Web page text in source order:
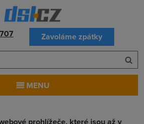
Zavoláme zpátky
MENU